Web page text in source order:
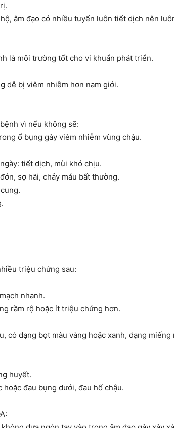
âm đạo có nhiều tuyến luôn tiết dịch nên
là môi trường tốt cho vi khuẩn phát triển.
dễ bị viêm nhiễm hơn nam giới.
vì nếu không sẽ:
ổ bụng gây viêm nhiễm vùng chậu.
tiết dịch, mùi khó chịu.
sợ hãi, chảy máu bất thường.
triệu chứng sau:
nhanh.
rầm rộ hoặc ít triệu chứng hơn.
có dạng bọt màu vàng hoặc xanh, dạng miếng
huyết.
đau bụng dưới, đau hố chậu.